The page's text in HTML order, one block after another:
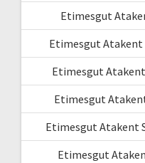
Etimesgut
Etimesgut Atakent
Etimesgut
Etimesgut
Etimesgut Atakent
Etimesgut